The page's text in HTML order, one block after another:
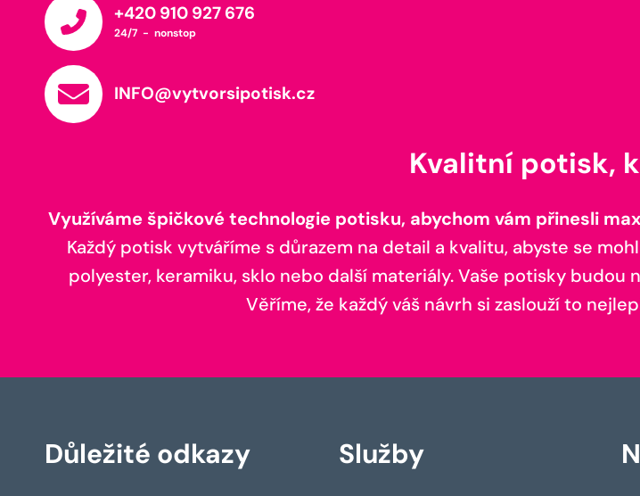
+420 910 927 676
24/7 - nonstop
INFO@vytvorsipotisk.cz
Kvalitní potisk,
Využíváme špičkové technologie potisku, abychom vám přinesli
Každý potisk vytváříme s důrazem na detail a kvalitu, abyste se
polyester, keramiku, sklo nebo další materiály. Vaše potisky
Věříme, že každý váš návrh si zaslouží to
Důležité odkazy Služby